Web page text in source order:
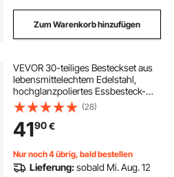
Zum Warenkorb hinzufügen
VEVOR 30-teiliges Besteckset aus
lebensmittelechtem Edelstahl,
hochglanzpoliertes Essbesteck-
Set, spülmaschinenfestes
Essgeschirr für die Küche, Service
für 6 Personen, inkl. Messer Gabel
Löffel
(28)
4190€
Nur noch 4 übrig, bald bestellen
Lieferung:sobald Mi. Aug. 12